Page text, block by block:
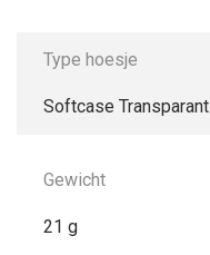
Type hoesje
Softcase Transparant
Gewicht
21 g